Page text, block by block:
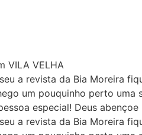
VILA VELHA
a revista da Bia Moreira
um pouquinho perto
especial! Deus
a revista da Bia Moreira